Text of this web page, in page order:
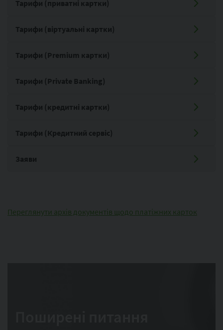
Тарифи (приватні картки)
Тарифи (віртуальні картки)
Тарифи (Premium картки)
Тарифи (Private Banking)
Тарифи (кредитні картки)
Тарифи (Кредитний сервіс)
Заяви
Переглянути архів документів щодо платіжних карток